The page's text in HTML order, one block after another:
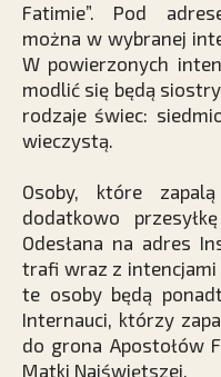
Fatimie”. Pod
można w wybranej
W powierzonych
modlić się będą
rodzaje świec:
wieczystą.
Osoby, które
dodatkowo
Odesłana na adres
trafi wraz z intencjami
te osoby będą
Internauci, którzy
do grona Apostołów
Matki Najświętszej.